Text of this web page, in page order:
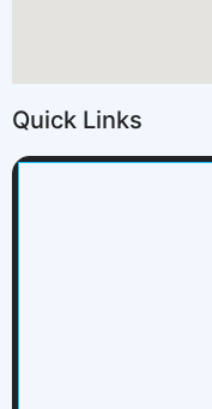
Quick Links